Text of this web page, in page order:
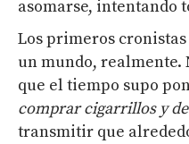
asomarse, intentando
Los primeros
un mundo,
que el tiempo supo
comprar cigarrillos y
transmitir que